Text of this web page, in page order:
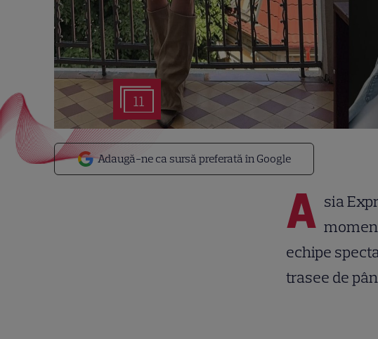
11
Adaugă-ne ca sursă preferată în Google
A sia
echipe
trasee de